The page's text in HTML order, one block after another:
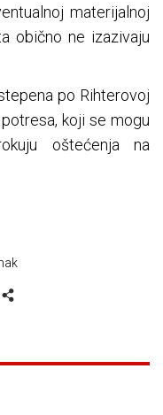
materijalnoj
obično ne izazivaju
po Rihterovoj
koji se mogu
oštećenja na